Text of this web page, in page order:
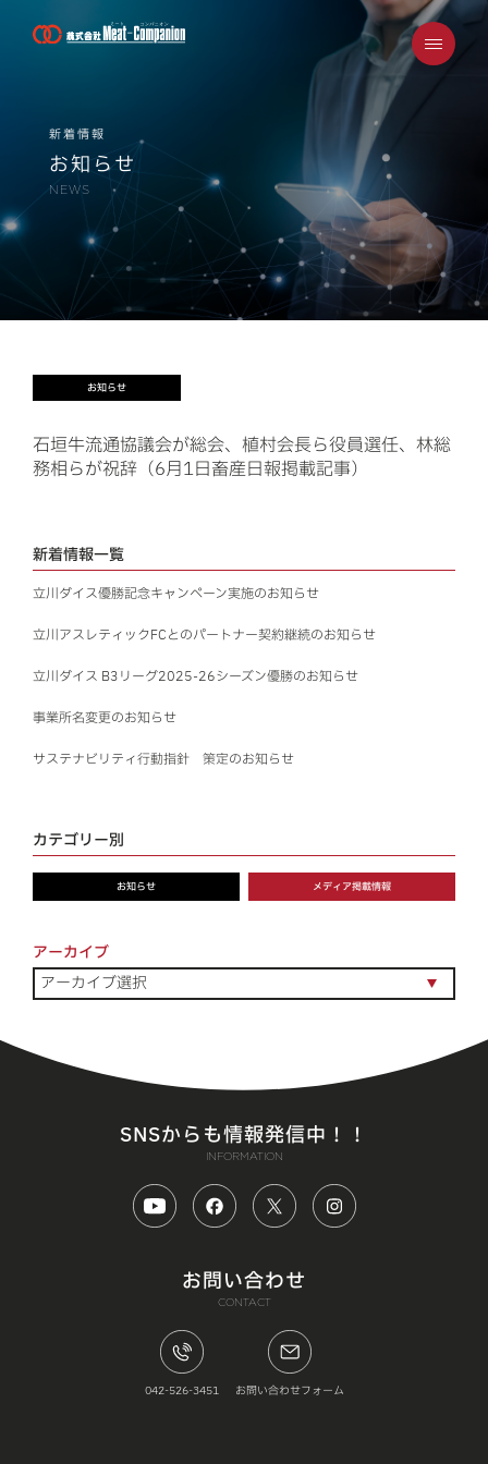
ミート・コンパニオンについて
会社概要
事業案内/取り扱い商品
安心安全・SDGｓへの取り組み
お知らせ・メディア掲載情報
プライバシーポリシー
新着情報
お知らせ
NEWS
お知らせ
石垣牛流通協議会が総会、植村会長ら役員選任、林総
務相らが祝辞（6月1日畜産日報掲載記事）
新着情報一覧
立川ダイス優勝記念キャンペーン実施のお知らせ
立川アスレティックFCとのパートナー契約継続のお知らせ
立川ダイス B3リーグ2025-26シーズン優勝のお知らせ
事業所名変更のお知らせ
サステナビリティ行動指針 策定のお知らせ
カテゴリー別
お知らせ メディア掲載情報
アーカイブ
SNSからも情報発信中！！
INFORMATION
お問い合わせ
CONTACT
042-526-3451 お問い合わせフォーム